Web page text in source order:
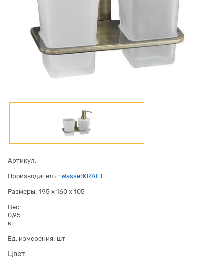
Артикул:
Производитель : WasserKRAFT
Размеры: 195 x 160 x 105
Вес:
0,95
кг.
Ед. измерения: шт
Цвет